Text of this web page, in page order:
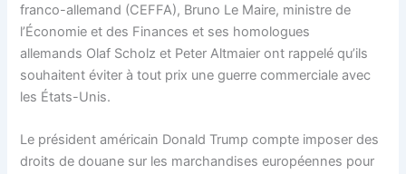
franco-allemand (CEFFA), Bruno Le Maire, ministre de
l’Économie et des Finances et ses homologues
allemands Olaf Scholz et Peter Altmaier ont rappelé qu’ils
souhaitent éviter à tout prix une guerre commerciale avec
les États-Unis.
Le président américain Donald Trump compte imposer des
droits de douane sur les marchandises européennes pour